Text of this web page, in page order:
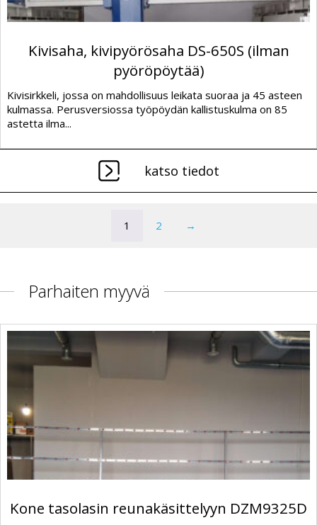
Kivisaha, kivipyörösaha DS-650S (ilman
pyöröpöytää)
Kivisirkkeli, jossa on mahdollisuus leikata suoraa ja 45 asteen
kulmassa. Perusversiossa työpöydän kallistuskulma on 85
astetta ilma...
katso tiedot
1 2 →
Parhaiten myyvä
Kone tasolasin reunakäsittelyyn DZM9325D